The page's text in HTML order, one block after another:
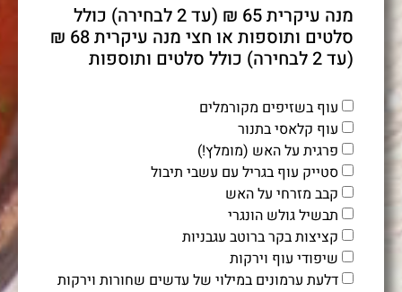
מנה עיקרית 65 ₪ (עד 2 לבחירה) כולל
סלטים ותוספות או חצי מנה עיקרית 68 ₪
(עד 2 לבחירה) כולל סלטים ותוספות
עוף בשזיפים מקורמלים
עוף קלאסי בתנור
פרגית על האש (מומלץ!)
סטייק עוף בגריל עם עשבי תיבול
קבב מזרחי על האש
תבשיל גולש הונגרי
קציצות בקר ברוטב עגבניות
שיפודי עוף וירקות
דלעת ערמונים במילוי של עדשים שחורות וירקות